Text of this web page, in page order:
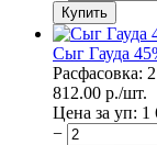
Сыг Гауда
Расфасовка:
812.00 p./шт.
Цена за уп: 1
−